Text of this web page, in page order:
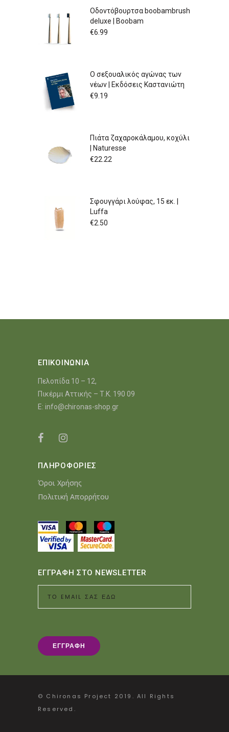
Οδοντόβουρτσα boobambrush
deluxe | Boobam
€6.99
Ο σεξουαλικός αγώνας των
νέων | Εκδόσεις Καστανιώτη
€9.19
Πιάτα ζαχαροκάλαμου, κοχύλι
| Naturesse
€22.22
Σφουγγάρι λούφας, 15 εκ. |
Luffa
€2.50
ΕΠΙΚΟΙΝΩΝΙΑ
Πελοπίδα 10 – 12,
Πικέρμι Αττικής – Τ.Κ. 190 09
E: info@chironas-shop.gr
ΠΛΗΡΟΦΟΡΙΕΣ
Όροι Χρήσης
Πολιτική Απορρήτου
ΕΓΓΡΑΦΗ ΣΤΟ NEWSLETTER
© Chironas Project 2019. All Rights
Reserved.